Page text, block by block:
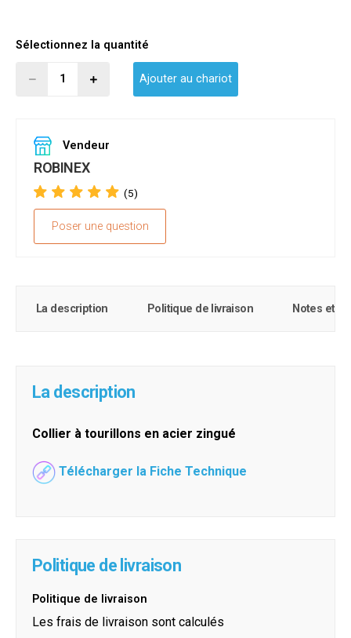
Sélectionnez la quantité
Ajouter au chariot
Vendeur
ROBINEX
(5)
Poser une question
La description Politique de livraison Notes et
La description
Collier à tourillons en acier zingué
Télécharger la Fiche Technique
Politique de livraison
Politique de livraison
Les frais de livraison sont calculés